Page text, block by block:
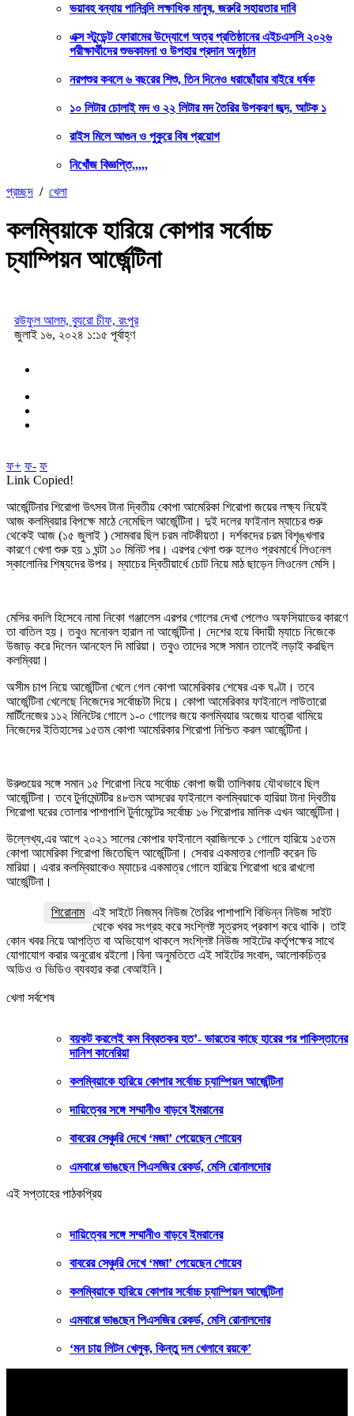
ভয়াবহ বন্যায় পানিবন্দি লক্ষাধিক মানুষ, জরুরি সহায়তার দাবি
এক্স স্টুডেন্ট ফোরামের উদ্যোগে অত্র প্রতিষ্ঠানের এইচএসসি ২০২৬
পরীক্ষার্থীদের শুভকামনা ও উপহার প্রদান অনুষ্ঠান
নরপশুর কবলে ৬ বছরের শিশু, তিন দিনেও ধরাছোঁয়ার বাইরে ধর্ষক
১০ লিটার চোলাই মদ ও ২২ লিটার মদ তৈরির উপকরণ জব্দ, আটক ১
রাইস মিলে আগুন ও পুকুরে বিষ প্রয়োগ
নিখোঁজ বিজ্ঞপ্তি,,,,,
প্রচ্ছদ / খেলা
কলম্বিয়াকে হারিয়ে কোপার সর্বোচ্চ
চ্যাম্পিয়ন আর্জেন্টিনা
রউফুল আলম, ব্যুরো চীফ, রংপুর
জুলাই ১৬, ২০২৪ ১:১৫ পূর্বাহ্ণ
ফ+ ফ- ফ
Link Copied!
আর্জেন্টিনার শিরোপা উৎসব টানা দ্বিতীয় কোপা আমেরিকা শিরোপা জয়ের লক্ষ্য নিয়েই
আজ কলম্বিয়ার বিপক্ষে মাঠে নেমেছিল আর্জেন্টিনা। দুই দলের ফাইনাল ম্যাচের শুরু
থেকেই আজ (১৫ জুলাই ) সোমবার ছিল চরম নাটকীয়তা। দর্শকদের চরম বিশৃঙ্খলার
কারণে খেলা শুরু হয় ১ ঘন্টা ১০ মিনিট পর। এরপর খেলা শুরু হলেও প্রথমার্ধে লিওনেল
স্কালোনির শিষ্যদের উপর। ম্যাচের দ্বিতীয়ার্ধে চোট নিয়ে মাঠ ছাড়েন লিওনেল মেসি।
মেসির বদলি হিসেবে নামা নিকো গঞ্জালেস এরপর গোলের দেখা পেলেও অফসিয়াডের কারণে
তা বাতিল হয়। তবুও মনোবল হারাল না আর্জেন্টিনা। দেশের হয়ে বিদায়ী ম‍্যাচে নিজেকে
উজাড় করে দিলেন আনহেল দি মারিয়া। তবুও তাদের সঙ্গে সমান তালেই লড়াই করছিল
কলম্বিয়া।
অসীম চাপ নিয়ে আর্জেন্টিনা খেলে গেল কোপা আমেরিকার শেষের এক ঘণ্টা। তবে
আর্জেন্টিনা খেলেছে নিজেদের সর্বোচ্চটা দিয়ে। কোপা আমেরিকার ফাইনালে লাউতারো
মার্টিনেজের ১১২ মিনিটের গোলে ১-০ গোলের জয়ে কলম্বিয়ার অজেয় যাত্রা থামিয়ে
নিজেদের ইতিহাসের ১৫তম কোপা আমেরিকার শিরোপা নিশ্চিত করল আর্জেন্টিনা।
উরুগুয়ের সঙ্গে সমান ১৫ শিরোপা নিয়ে সর্বোচ্চ কোপা জয়ী তালিকায় যৌথভাবে ছিল
আর্জেন্টিনা। তবে টুর্নামেন্টটির ৪৮তম আসরের ফাইনালে কলম্বিয়াকে হারিয়া টানা দ্বিতীয়
শিরোপা ঘরের তোলার পাশাপাশি টুর্নামেন্টের সর্বোচ্চ ১৬ শিরোপার মালিক এখন আর্জেন্টিনা।
উল্লেখ্য,এর আগে ২০২১ সালের কোপার ফাইনালে ব্রাজিলকে ১ গোলে হারিয়ে ১৫তম
কোপা আমেরিকা শিরোপা জিতেছিল আর্জেন্টিনা। সেবার একমাত্র গোলটি করেন ডি
মারিয়া। এবার কলম্বিয়াকেও ম্যাচের একমাত্র গোলে হারিয়ে শিরোপা ধরে রাখলো
আর্জেন্টিনা।
শিরোনাম এই সাইটে নিজম্ব নিউজ তৈরির পাশাপাশি বিভিন্ন নিউজ সাইট
থেকে খবর সংগ্রহ করে সংশ্লিষ্ট সূত্রসহ প্রকাশ করে থাকি। তাই
কোন খবর নিয়ে আপত্তি বা অভিযোগ থাকলে সংশ্লিষ্ট নিউজ সাইটের কর্তৃপক্ষের সাথে
যোগাযোগ করার অনুরোধ রইলো।বিনা অনুমতিতে এই সাইটের সংবাদ, আলোকচিত্র
অডিও ও ভিডিও ব্যবহার করা বেআইনি।
খেলা সর্বশেষ
বয়কট করলেই কম বিব্রতকর হত’- ভারতের কাছে হারের পর পাকিস্তানের
দানিশ কানেরিয়া
কলম্বিয়াকে হারিয়ে কোপার সর্বোচ্চ চ্যাম্পিয়ন আর্জেন্টিনা
দায়িত্বের সঙ্গে সম্মানীও বাড়বে ইমরানের
বাবরের সেঞ্চুরি দেখে ‘মজা’ পেয়েছেন শোয়েব
এমবাপ্পে ভাঙছেন পিএসজির রেকর্ড, মেসি রোনালদোর
এই সপ্তাহের পাঠকপ্রিয়
দায়িত্বের সঙ্গে সম্মানীও বাড়বে ইমরানের
বাবরের সেঞ্চুরি দেখে ‘মজা’ পেয়েছেন শোয়েব
কলম্বিয়াকে হারিয়ে কোপার সর্বোচ্চ চ্যাম্পিয়ন আর্জেন্টিনা
এমবাপ্পে ভাঙছেন পিএসজির রেকর্ড, মেসি রোনালদোর
‘মন চায় লিটন খেলুক, কিন্তু দল খেলাবে রয়কে’